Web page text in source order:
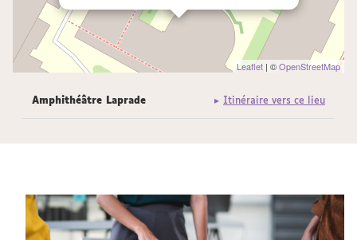
Leaflet | ©OpenStreetMap
Itinéraire vers ce lieu
Amphithéâtre Laprade